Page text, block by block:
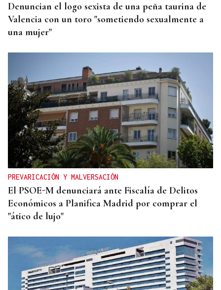
Denuncian el logo sexista de una peña taurina de
Valencia con un toro "sometiendo sexualmente a
una mujer"
PREVARICACIÓN Y MALVERSACIÓN
El PSOE-M denunciará ante Fiscalía de Delitos
Económicos a Planifica Madrid por comprar el
"ático de lujo"